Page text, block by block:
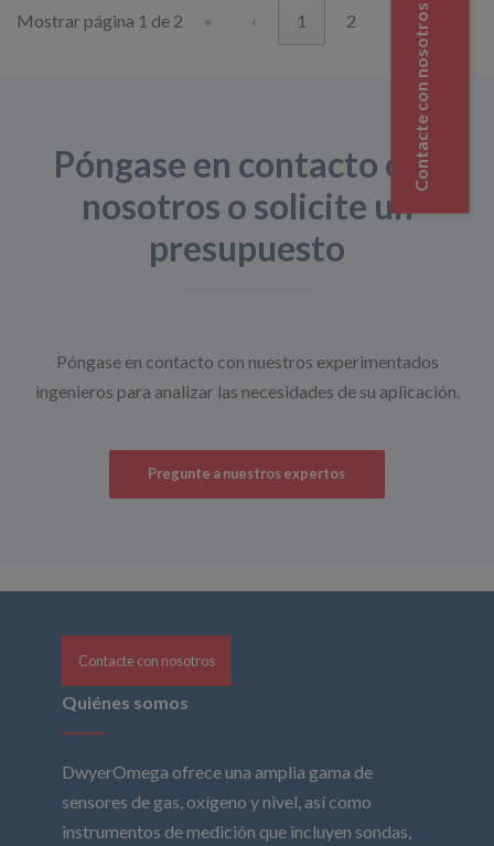
Mostrar página 1 de 2 « ‹ 1 2
Póngase en contacto con
nosotros o solicite un
presupuesto
Póngase en contacto con nuestros experimentados
ingenieros para analizar las necesidades de su aplicación.
Pregunte a nuestros expertos
Contacte con nosotros
Contacte con nosotros
Quiénes somos
DwyerOmega ofrece una amplia gama de
sensores de gas, oxígeno y nivel, así como
instrumentos de medición que incluyen sondas,